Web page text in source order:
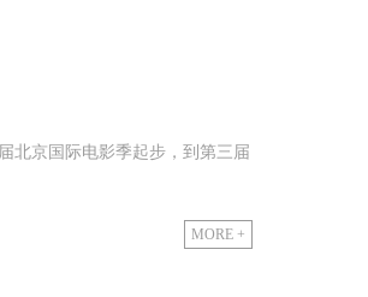
京国际电影季起步，到第三届
MORE +